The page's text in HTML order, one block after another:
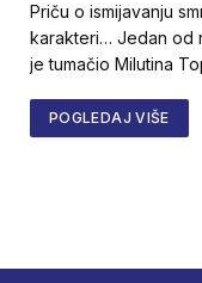
Priču o ismijavanju
karakteri… Jedan od
je tumačio Milutina
POGLEDAJ VIŠE